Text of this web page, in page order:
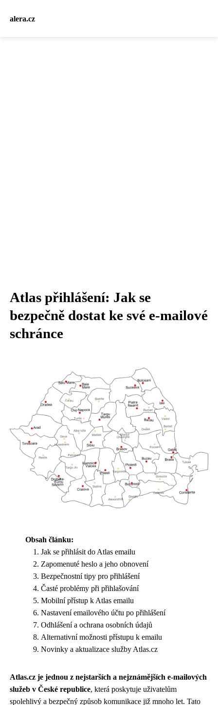
alera.cz
Atlas přihlášení: Jak se
bezpečně dostat ke své e-mailové
schránce
Obsah článku:
Jak se přihlásit do Atlas emailu
Zapomenuté heslo a jeho obnovení
Bezpečnostní tipy pro přihlášení
Časté problémy při přihlašování
Mobilní přístup k Atlas emailu
Nastavení emailového účtu po přihlášení
Odhlášení a ochrana osobních údajů
Alternativní možnosti přístupu k emailu
Novinky a aktualizace služby Atlas.cz
Atlas.cz je jednou z nejstarších a nejznámějších e-mailových
služeb v České republice, která poskytuje uživatelům
spolehlivý a bezpečný způsob komunikace již mnoho let. Tato